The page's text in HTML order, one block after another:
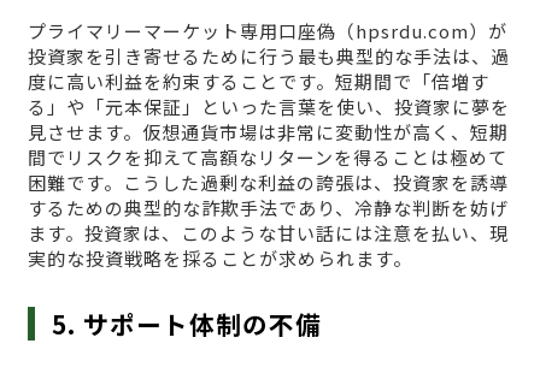
プライマリーマーケット専用口座偽（hpsrdu.com）が
投資家を引き寄せるために行う最も典型的な手法は、過
度に高い利益を約束することです。短期間で「倍増す
る」や「元本保証」といった言葉を使い、投資家に夢を
見させます。仮想通貨市場は非常に変動性が高く、短期
間でリスクを抑えて高額なリターンを得ることは極めて
困難です。こうした過剰な利益の誇張は、投資家を誘導
するための典型的な詐欺手法であり、冷静な判断を妨げ
ます。投資家は、このような甘い話には注意を払い、現
実的な投資戦略を採ることが求められます。
5. サポート体制の不備